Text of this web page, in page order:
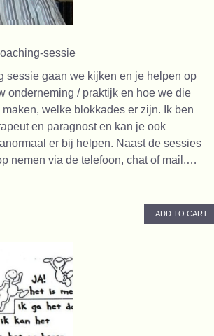
sessie
sessie gaan we kijken en je helpen op
onderneming / praktijk en hoe we die
welke blokkades er zijn. Ik ben
en paragnost en kan je ook
er bij helpen. Naast de sessies
nemen via de telefoon, chat of mail,…
ADD TO CART